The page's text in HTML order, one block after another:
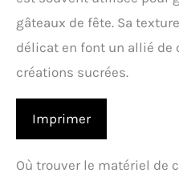
gâteaux de fête. Sa
délicat en font un allié de
créations sucrées.
Imprimer
Où trouver le matériel de